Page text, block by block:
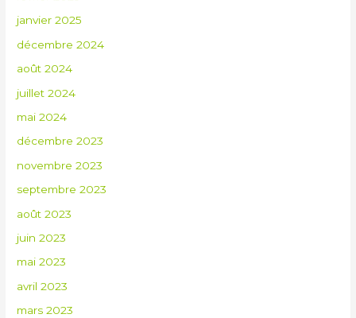
janvier 2025
décembre 2024
août 2024
juillet 2024
mai 2024
décembre 2023
novembre 2023
septembre 2023
août 2023
juin 2023
mai 2023
avril 2023
mars 2023